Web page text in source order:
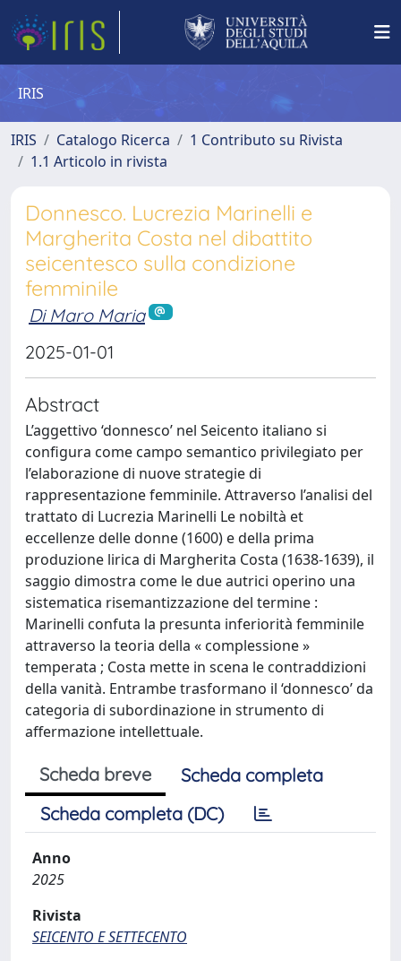
IRIS
IRIS Catalogo Ricerca
1 Contributo su Rivista
1.1 Articolo in rivista
Donnesco. Lucrezia Marinelli e
Margherita Costa nel dibattito
seicentesco sulla condizione
femminile
Di Maro Maria
2025-01-01
Abstract
L’aggettivo ‘donnesco’ nel Seicento italiano si
configura come campo semantico privilegiato per
l’elaborazione di nuove strategie di
rappresentazione femminile. Attraverso l’analisi del
trattato di Lucrezia Marinelli Le nobiltà et
eccellenze delle donne (1600) e della prima
produzione lirica di Margherita Costa (1638-1639), il
saggio dimostra come le due autrici operino una
sistematica risemantizzazione del termine :
Marinelli confuta la presunta inferiorità femminile
attraverso la teoria della « complessione »
temperata ; Costa mette in scena le contraddizioni
della vanità. Entrambe trasformano il ‘donnesco’ da
categoria di subordinazione in strumento di
affermazione intellettuale.
Scheda breve
Scheda completa
Scheda completa (DC)
Anno
2025
Rivista
SEICENTO E SETTECENTO